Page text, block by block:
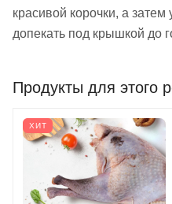
красивой корочки, а
допекать под крышкой до
Продукты для этого
ХИТ